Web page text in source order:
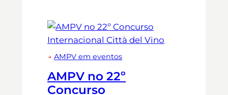
→AMPV em eventos
AMPV no 22º
Concurso